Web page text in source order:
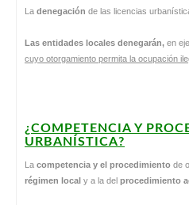
La denegación de las licencias
Las entidades locales denegarán, en
cuyo otorgamiento permita la ocupación
¿COMPETENCIA Y
URBANÍSTICA?
La competencia y el procedimiento de
régimen local y a la del procedimiento